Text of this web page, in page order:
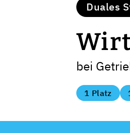
Duales
bei
1 Platz